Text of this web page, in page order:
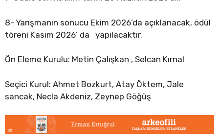
8- Yarışmanın sonucu Ekim 2026’da açıklanacak, ödül
töreni Kasım 2026’ da yapılacaktır.
Ön Eleme Kurulu: Metin Çalışkan , Selcan Kırnal
Seçici Kurul: Ahmet Bozkurt, Atay Öktem, Jale
sancak, Necla Akdeniz, Zeynep Göğüş